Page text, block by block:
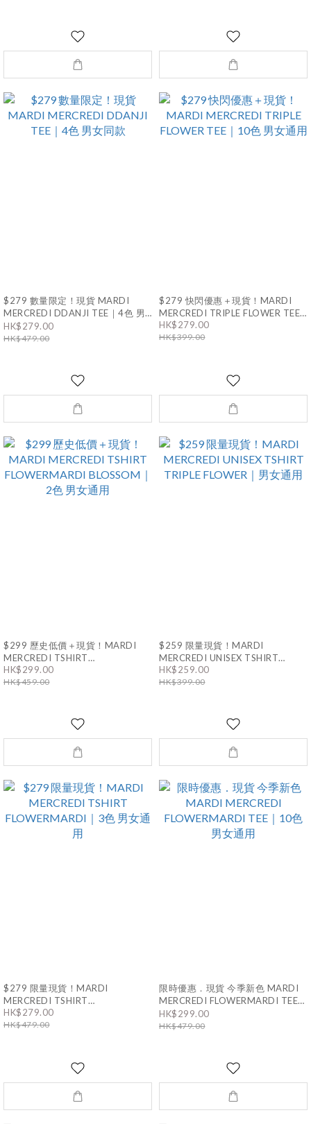
$279 數量限定！現貨 MARDI
MERCREDI DDANJI TEE｜4色 男
女同款
HK$279.00
HK$479.00
$279 快閃優惠＋現貨！MARDI
MERCREDI TRIPLE FLOWER TEE
｜10色 男女通用
HK$279.00
HK$399.00
$299 歷史低價＋現貨！MARDI
MERCREDI TSHIRT
FLOWERMARDI BLOSSOM｜2色
男女通用
HK$299.00
HK$459.00
$259 限量現貨！MARDI
MERCREDI UNISEX TSHIRT
TRIPLE FLOWER｜男女通用
HK$259.00
HK$399.00
$279 限量現貨！MARDI
MERCREDI TSHIRT
FLOWERMARDI｜3色 男女通用
HK$279.00
HK$479.00
限時優惠．現貨 今季新色 MARDI
MERCREDI FLOWERMARDI TEE｜
10色 男女通用
HK$299.00
HK$479.00